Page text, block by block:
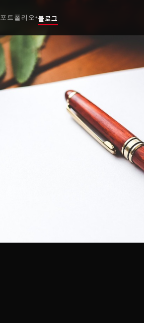
포트폴리오 +블로그